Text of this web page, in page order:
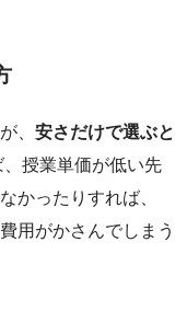
、 安さだけで選ぶと
、授業単価が低い先
かったりすれば、
用がかさんでしまう